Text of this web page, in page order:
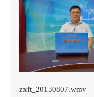
zxft_20130807.wmv